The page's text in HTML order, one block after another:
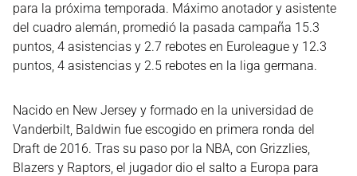
para la próxima temporada. Máximo anotador y asistente
del cuadro alemán, promedió la pasada campaña 15.3
puntos, 4 asistencias y 2.7 rebotes en Euroleague y 12.3
puntos, 4 asistencias y 2.5 rebotes en la liga germana.
Nacido en New Jersey y formado en la universidad de
Vanderbilt, Baldwin fue escogido en primera ronda del
Draft de 2016. Tras su paso por la NBA, con Grizzlies,
Blazers y Raptors, el jugador dio el salto a Europa para